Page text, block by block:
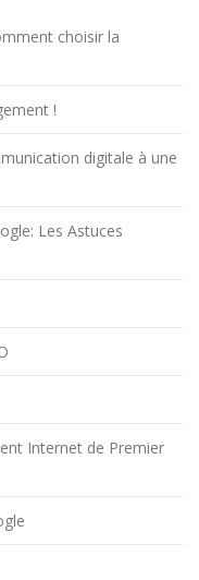
choisir la
!
digitale à une
Les Astuces
Internet de Premier